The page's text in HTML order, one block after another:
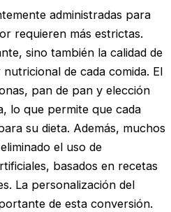
administradas para
requieren más estrictas.
sino también la calidad de
de cada comida. El
pan de pan y elección
lo que permite que cada
su dieta. Además, muchos
el uso de
basados ​​en recetas
La personalización del
de esta conversión.